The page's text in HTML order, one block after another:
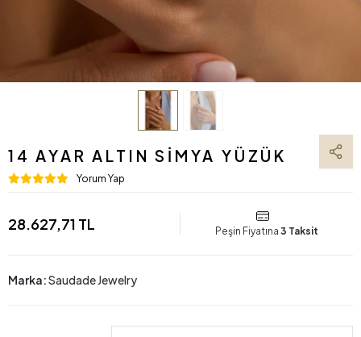
14 AYAR ALTIN SIMYA YÜZÜK
Yorum Yap
28.627,71 TL Peşin Fiyatına 3 Taksit
Marka:Saudade Jewelry